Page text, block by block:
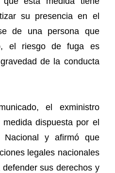
su presencia en el
de una persona que
el riesgo de fuga es
de la conducta
el exministro
dispuesta por el
y afirmó que
legales nacionales
sus derechos y